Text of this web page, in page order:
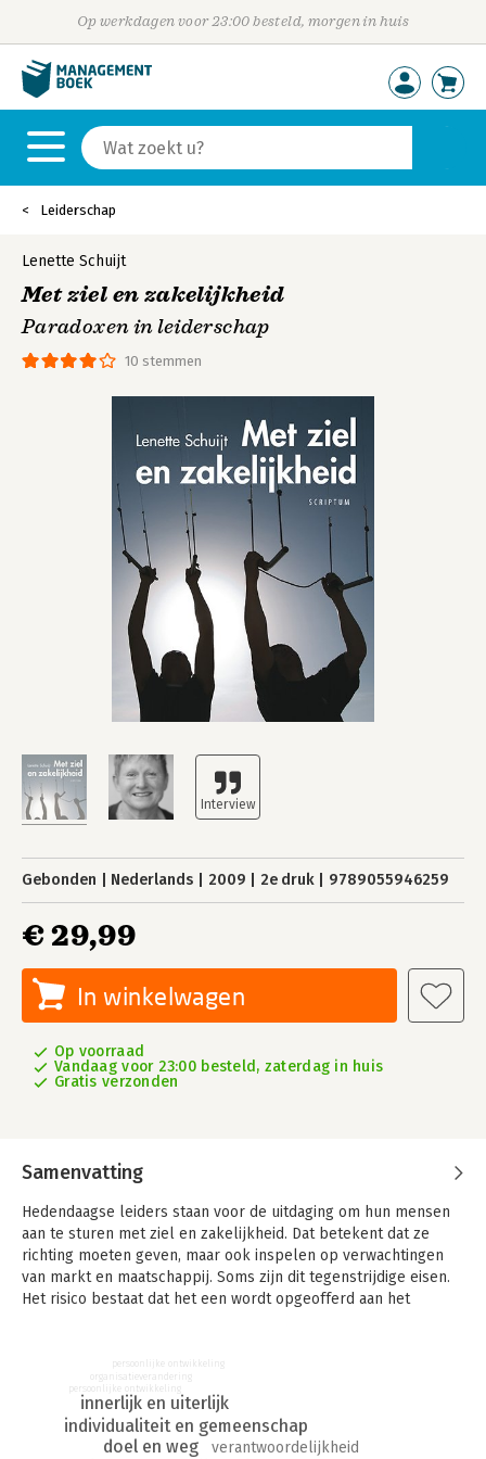
Op werkdagen voor 23:00 besteld, morgen in huis
Leiderschap
10 stemmen
Lenette Schuijt
Met ziel en zakelijkheid
Paradoxen in leiderschap
Gebonden Nederlands 2009 2e druk 9789055946259
€ 29,99
In winkelwagen
Op voorraad
Vandaag voor 23:00 besteld, zaterdag in huis
Gratis verzonden
Samenvatting
Hedendaagse leiders staan voor de uitdaging om hun mensen
aan te sturen met ziel en zakelijkheid. Dat betekent dat ze
richting moeten geven, maar ook inspelen op verwachtingen
van markt en maatschappij. Soms zijn dit tegenstrijdige eisen.
Het risico bestaat dat het een wordt opgeofferd aan het
Leidinggeven met ziel en zakelijkheid houdt in dat u als leider
paradoxale eisen, zaken die met elkaar op gespannen voet
staan, leert hanteren. Hoe behoudt u een efficiënte sturing
terwijl u ruimte maakt voor de mens in het proces. Hoe zorgt u
dat bedrijfsdoelen worden gehaald en dat tegelijkertijd
doel en weg
individualiteit en gemeenschap
innerlijk en uiterlijk
verantwoordelijkheid
persoonlijke ontwikkeling
organisatieverandering
persoonlijke ontwikkeling